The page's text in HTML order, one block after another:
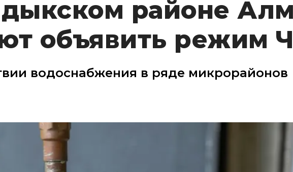
районе
объявить режим
водоснабжения в ряде микрорайонов